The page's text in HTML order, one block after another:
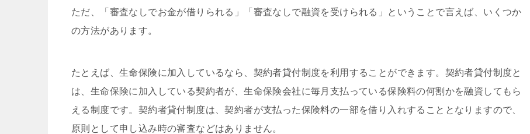
ただ、「審査なしでお金が借りられる」「審査なしで融資を受けられる」ということで言えば、いくつか
の方法があります。
たとえば、生命保険に加入しているなら、契約者貸付制度を利用することができます。契約者貸付制度と
は、生命保険に加入している契約者が、生命保険会社に毎月支払っている保険料の何割かを融資してもら
える制度です。契約者貸付制度は、契約者が支払った保険料の一部を借り入れすることとなりますので、
原則として申し込み時の審査などはありません。